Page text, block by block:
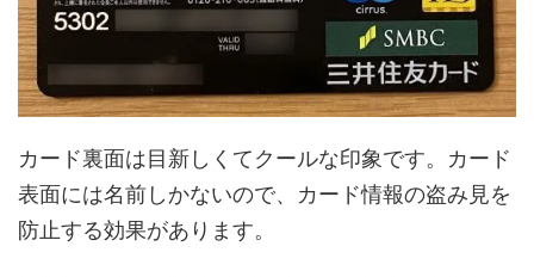
カード裏面は目新しくてクールな印象です。カード
表面には名前しかないので、カード情報の盗み見を
防止する効果があります。